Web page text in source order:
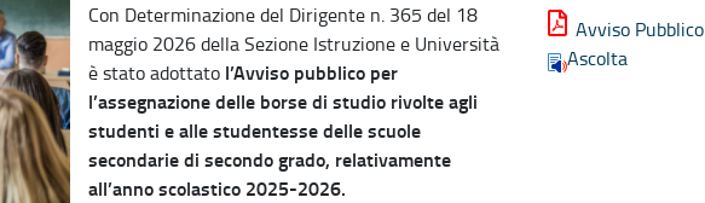
Con Determinazione del Dirigente n. 365 del 18
maggio 2026 della Sezione Istruzione e Università
è stato adottato l’Avviso pubblico per
l’assegnazione delle borse di studio rivolte agli
studenti e alle studentesse delle scuole
secondarie di secondo grado, relativamente
all’anno scolastico 2025-2026.
Avviso Pubblico
Ascolta